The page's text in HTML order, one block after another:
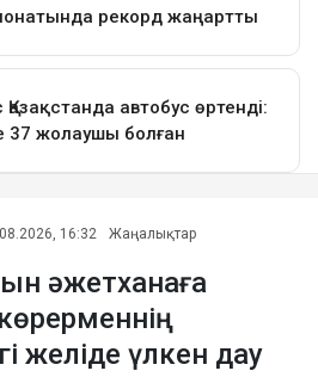
16:32 Жаңалықтар
әжетханаға
желіде үлкен дау